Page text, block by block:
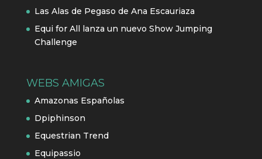
Las Alas de Pegaso de Ana Escauriaza
Equi for All lanza un nuevo Show Jumping
Challenge
WEBS AMIGAS
Amazonas Españolas
Dpiphinson
Equestrian Trend
Equipassio